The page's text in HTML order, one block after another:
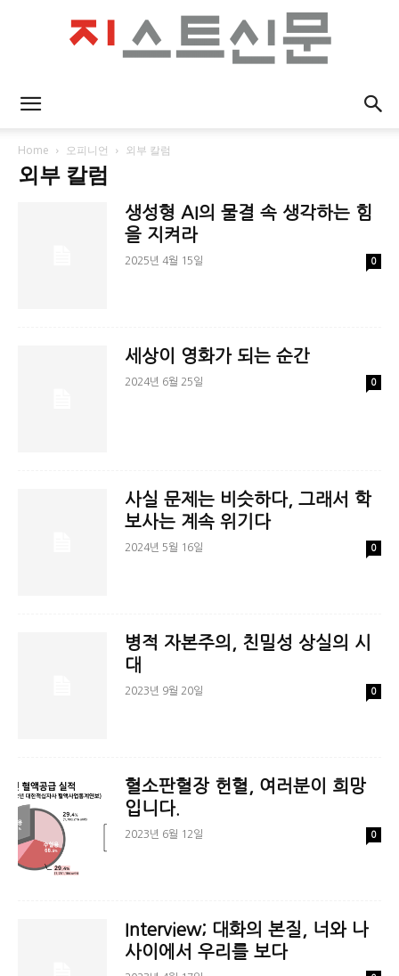
신
Home 오피니언 외부 칼럼
외부 칼럼
생성형 AI의 물결 속 생각하는 힘
을 지켜라
2025년 4월 15일 0
세상이 영화가 되는 순간
2024년 6월 25일 0
사실 문제는 비슷하다, 그래서 학
보사는 계속 위기다
2024년 5월 16일 0
병적 자본주의, 친밀성 상실의 시
대
2023년 9월 20일 0
혈소판혈장 헌혈, 여러분이 희망
입니다.
2023년 6월 12일 0
Interview; 대화의 본질, 너와 나
사이에서 우리를 보다